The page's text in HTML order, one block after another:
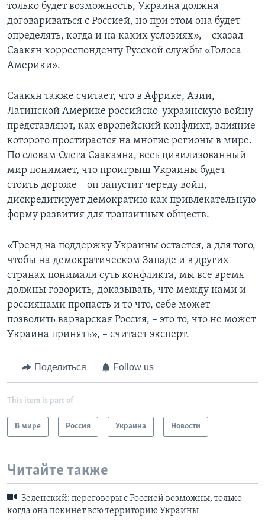
только будет возможность, Украина должна
договариваться с Россией, но при этом она будет
определять, когда и на каких условиях», – сказал
Саакян корреспонденту Русской службы «Голоса
Америки».
Саакян также считает, что в Африке, Азии,
Латинской Америке российско-украинскую войну
представляют, как европейский конфликт, влияние
которого простирается на многие регионы в мире.
По словам Олега Саакаяна, весь цивилизованный
мир понимает, что проигрыш Украины будет
стоить дороже – он запустит череду войн,
дискредитирует демократию как привлекательную
форму развития для транзитных обществ.
«Тренд на поддержку Украины остается, а для того,
чтобы на демократическом Западе и в других
странах понимали суть конфликта, мы все время
должны говорить, доказывать, что между нами и
россиянами пропасть и то что, себе может
позволить варварская Россия, – это то, что не может
Украина принять», – считает эксперт.
Поделиться Follow us
This item is part of
В мире Россия Украина Новости
Читайте также
Зеленский: переговоры с Россией возможны, только
когда она покинет всю территорию Украины